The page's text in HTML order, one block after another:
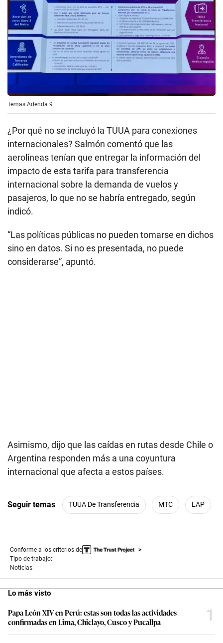
Temas Adenda 9
¿Por qué no se incluyó la TUUA para conexiones
internacionales? Salmón comentó que las
aerolíneas tenían que entregar la información del
impacto de esta tarifa para transferencia
internacional sobre la demanda de vuelos y
pasajeros, lo que no se habría entregado, según
indicó.
“Las políticas públicas no pueden tomarse en dichos
sino en datos. Si no es presentada, no puede
considerarse”, apuntó.
Asimismo, dijo que las caídas en rutas desde Chile o
Argentina responden más a una coyuntura
internacional que afecta a estos países.
Seguir temas TUUA De Transferencia MTC LAP
Conforme a los criterios de
Tipo de trabajo:
Noticias
Lo más visto
Papa León XIV en Perú: estas son todas las actividades
confirmadas en Lima, Chiclayo, Cusco y Pucallpa
1